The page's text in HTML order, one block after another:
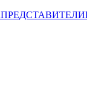
ПРЕДСТАВИТЕЛИ